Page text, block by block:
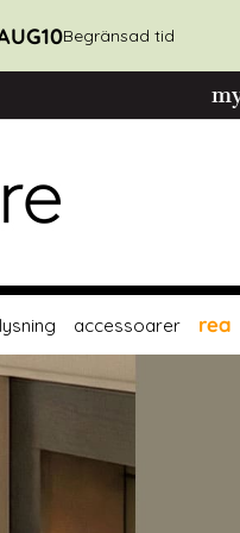
Begränsad tid
accessoarer rea